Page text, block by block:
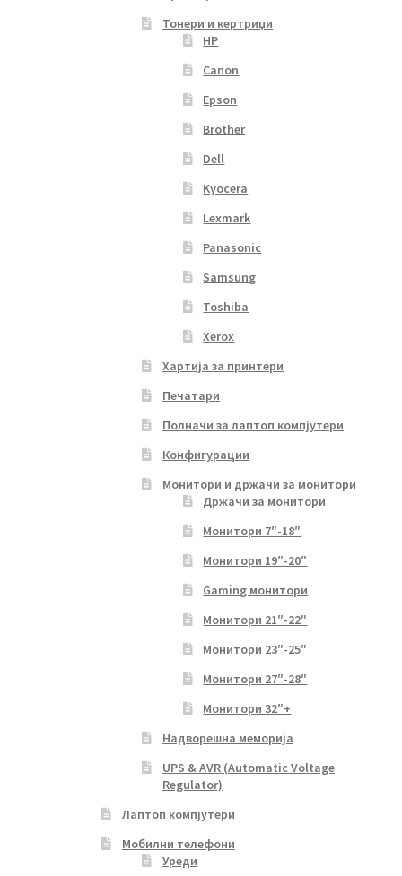
Тонери и кертриџи
HP
Canon
Epson
Brother
Dell
Kyocera
Lexmark
Panasonic
Samsung
Toshiba
Xerox
Хартија за принтери
Печатари
Полначи за лаптоп компјутери
Конфигурации
Монитори и држачи за монитори
Држачи за монитори
Монитори 7″-18″
Монитори 19″-20″
Gaming монитори
Монитори 21″-22″
Монитори 23″-25″
Монитори 27″-28″
Монитори 32″+
Надворешна меморија
UPS & AVR (Automatic Voltage
Regulator)
Лаптоп компјутери
Мобилни телефони
Уреди